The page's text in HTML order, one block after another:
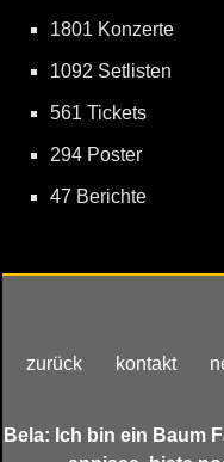
1801 Konzerte
1092 Setlisten
561 Tickets
294 Poster
47 Berichte
zurück kontakt
Bela: Ich bin ein Baum